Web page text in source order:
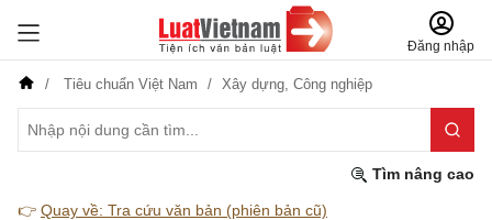
Đăng nhập
Tiêu chuẩn Việt Nam Xây dựng, Công nghiệp
Tìm nâng cao
👉 Quay về: Tra cứu văn bản (phiên bản cũ)